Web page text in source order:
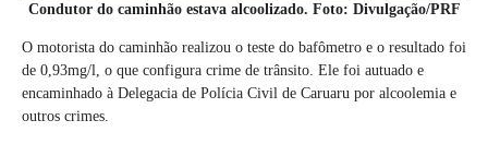
Condutor do caminhão estava alcoolizado. Foto: Divulgação/PRF
O motorista do caminhão realizou o teste do bafômetro e o resultado foi
de 0,93mg/l, o que configura crime de trânsito. Ele foi autuado e
encaminhado à Delegacia de Polícia Civil de Caruaru por alcoolemia e
outros crimes.